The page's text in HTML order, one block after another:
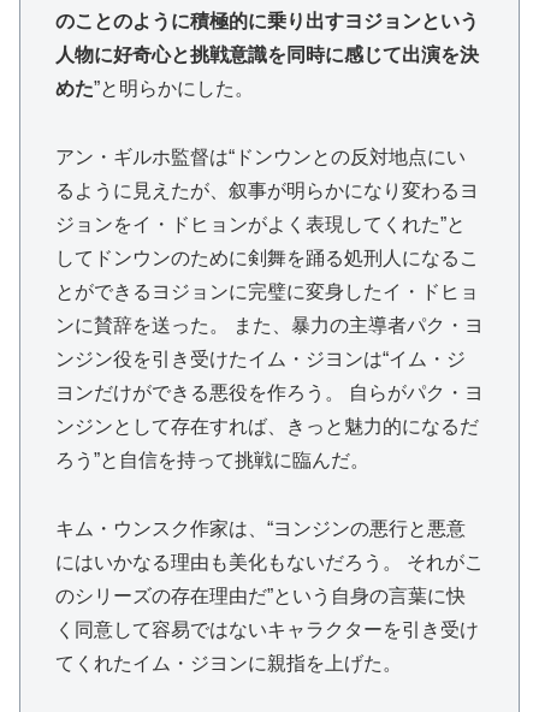
のことのように積極的に乗り出すヨジョンという
人物に好奇心と挑戦意識を同時に感じて出演を決
めた”と明らかにした。
アン・ギルホ監督は“ドンウンとの反対地点にい
るように見えたが、叙事が明らかになり変わるヨ
ジョンをイ・ドヒョンがよく表現してくれた”と
してドンウンのために剣舞を踊る処刑人になるこ
とができるヨジョンに完璧に変身したイ・ドヒョ
ンに賛辞を送った。 また、暴力の主導者パク・ヨ
ンジン役を引き受けたイム・ジヨンは“イム・ジ
ヨンだけができる悪役を作ろう。 自らがパク・ヨ
ンジンとして存在すれば、きっと魅力的になるだ
ろう”と自信を持って挑戦に臨んだ。
キム・ウンスク作家は、“ヨンジンの悪行と悪意
にはいかなる理由も美化もないだろう。 それがこ
のシリーズの存在理由だ”という自身の言葉に快
く同意して容易ではないキャラクターを引き受け
てくれたイム・ジヨンに親指を上げた。